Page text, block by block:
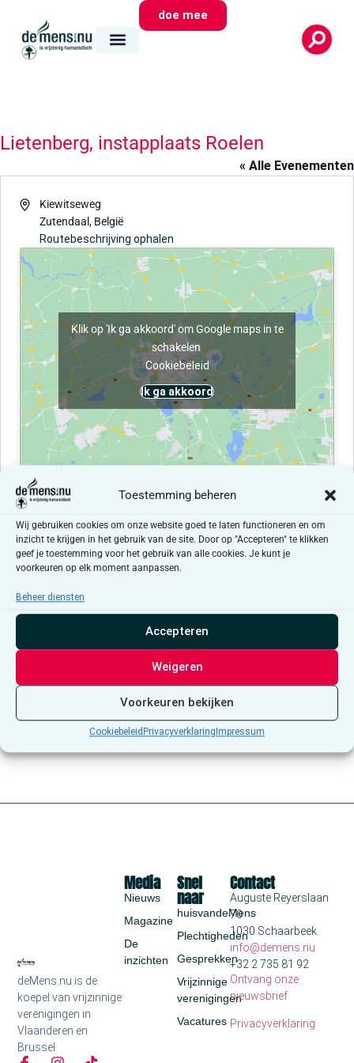
Toestemming beheren
Wij gebruiken cookies om onze website goed te laten functioneren en om
inzicht te krijgen in het gebruik van de site. Door op "Accepteren" te klikken
geef je toestemming voor het gebruik van alle cookies. Je kunt je
voorkeuren op elk moment aanpassen.
Beheer diensten
Accepteren
Weigeren
Voorkeuren bekijken
Cookiebeleid Privacyverklaring Impressum
doe mee
Lietenberg, instapplaats Roelen
« Alle Evenementen
AdresKiewitseweg
Zutendaal, België
Routebeschrijving ophalen
Klik op 'Ik ga akkoord' om Google maps in te
schakelen
Cookiebeleid
Ik ga akkoord
Evenementen at this locatie
BerichtEr zijn geen resultaten gevonden.
Aankomende
Selecteer
datum.
Abonneer op kalender
deMens.nu is de
koepel van vrijzinnige
verenigingen in
Vlaanderen en
Brussel
Snel
naar
huisvandeMens
Plechtigheden
Gesprekken
Vrijzinnige
verenigingen
Vacatures
Media
Nieuws
Magazine
De
inzichten
Contact
Auguste Reyerslaan
70
1030 Schaarbeek
info@demens.nu
+32 2 735 81 92
Ontvang onze
nieuwsbrief
Privacyverklaring